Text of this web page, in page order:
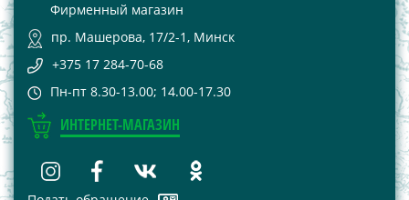
Фирменный магазин
пр. Машерова, 17/2-1, Минск
+375 17 284-70-68
Пн-пт 8.30-13.00; 14.00-17.30
ИНТЕРНЕТ-МАГАЗИН